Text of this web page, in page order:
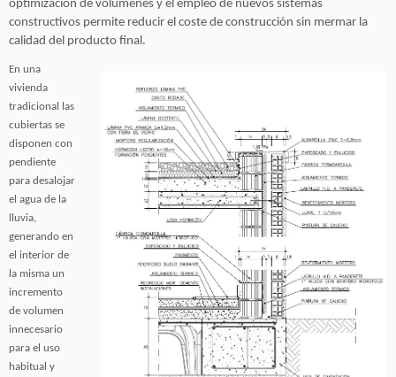
optimización de volúmenes y el empleo de nuevos sistemas
constructivos permite reducir el coste de construcción sin mermar la
calidad del producto final.
En una
vivienda
tradicional las
cubiertas se
disponen con
pendiente
para desalojar
el agua de la
lluvia,
generando en
el interior de
la misma un
incremento
de volumen
innecesario
para el uso
habitual y